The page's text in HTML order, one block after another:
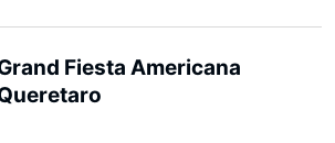
Fiesta Americana